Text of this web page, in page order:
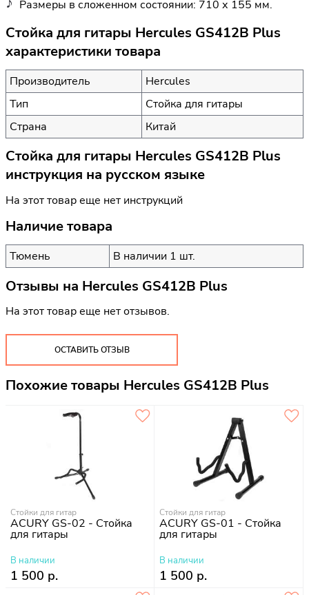
Размеры в сложенном состоянии: 710 х 155 мм.
Стойка для гитары Hercules GS412B Plus
характеристики товара
Производитель
Hercules
Тип
Стойка для гитары
Страна
Китай
Стойка для гитары Hercules GS412B Plus
инструкция на русском языке
На этот товар еще нет инструкций
Наличие товара
Тюмень В наличии 1 шт.
Отзывы на Hercules GS412B Plus
На этот товар еще нет отзывов.
ОСТАВИТЬ ОТЗЫВ
Похожие товары Hercules GS412B Plus
Стойки для гитар
ACURY GS-02 - Стойка
для гитары
В наличии
1 500 р.
Стойки для гитар
ACURY GS-01 - Стойка
для гитары
В наличии
1 500 р.